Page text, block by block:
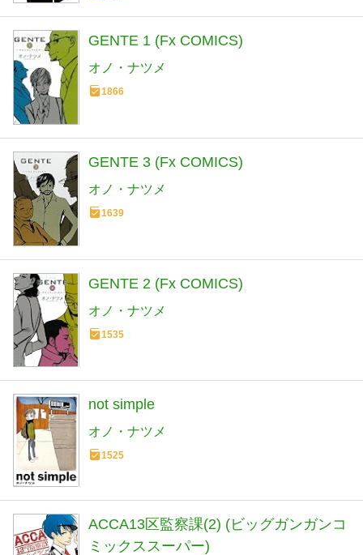
GENTE 1 (Fx COMICS)
オノ・ナツメ
1866
GENTE 3 (Fx COMICS)
オノ・ナツメ
1639
GENTE 2 (Fx COMICS)
オノ・ナツメ
1535
not simple
オノ・ナツメ
1525
ACCA13区監察課(2) (ビッグガンガンコ
ミックススーパー)